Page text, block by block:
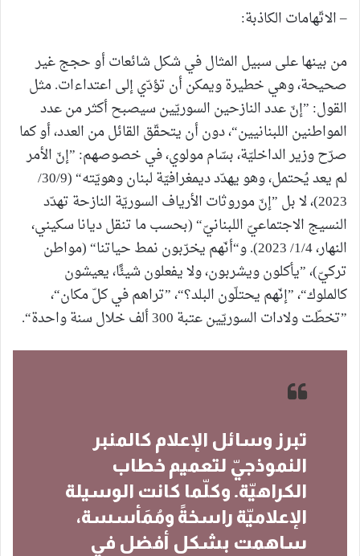
– الاتّهامات الكاذبة:
من بينها على سبيل المثال في شكل شائعات أو حجج غير
صحيحة، وهي خطيرة ويمكن أن تؤدّي إلى اعتداءات. مثل
القول: ”إنّ عدد النازحين السوريّين سيصبح أكثر من عدد
المواطنين اللبنانيين“، دون أن يتحقّق القائل من العدد، أو كما
صرّح وزير الداخليّة، بسّام مولوي، في خصوصهم: ”إنّ الأمر
لم يعد يُحتمل، وهو يهدّد ديمغرافيّة لبنان وهويّته“ (30/9/
2023)، لا بل ”إنّ موروثات الأرياف السوريّة النازحة تهدّد
النسيج الاجتماعيّ اللبنانيّ“ (بحسب ما تنقل ديانا سكيني،
النهار، 1/4/ 2023). و“أنّهم يخرّبون نمط حياتنا“ (مواطن
تركيّ)، ”يأكلون ويشربون، ولا يفعلون شيئًا، يعيشون
كالملوك“، ”إنّهم يحتلّون البلد؟“، ”تراهم في كلّ مكان“،
”تخطّت ولادات السوريّين عتبة 300 ألف خلال سنة واحدة“.
تبرز وسائل الإعلام كالمنبر
النموذجيّ لتعميم خطاب
الكراهيّة. وكلّما كانت الوسيلة
الإعلاميّة راسخةً ومُمَأسسة،
ساهمت بشكل أفضل في